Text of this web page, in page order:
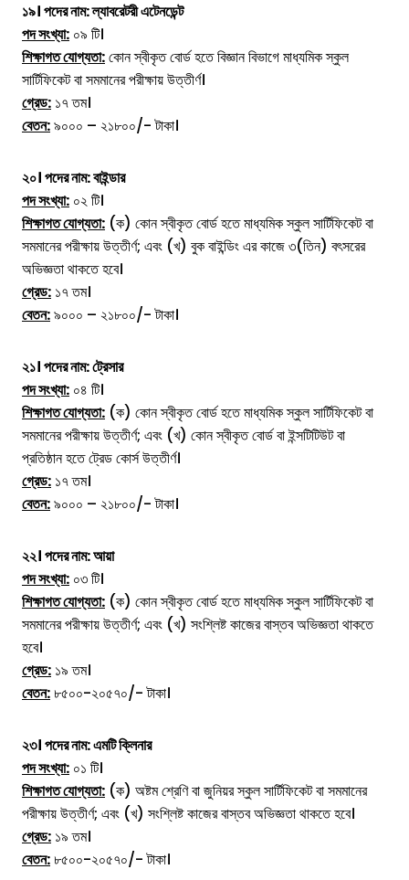
১৯। পদের নাম:ল্যাবরেটরী এটেনডেন্ট
পদ সংখ্যা: ০৯ টি।
শিক্ষাগত যোগ্যতা:কোন স্বীকৃত বোর্ড হতে বিজ্ঞান বিভাগে মাধ্যমিক স্কুল
সার্টিফিকেট বা সমমানের পরীক্ষায় উত্তীর্ণ।
গ্রেড: ১৭ তম।
বেতন:৯০০০ – ২১৮০০/- টাকা।
২০। পদের নাম:বাইন্ডার
পদ সংখ্যা: ০২ টি।
শিক্ষাগত যোগ্যতা: (ক) কোন স্বীকৃত বোর্ড হতে মাধ্যমিক স্কুল সার্টিফিকেট বা
সমমানের পরীক্ষায় উত্তীর্ণ; এবং (খ) বুক বাইন্ডিং এর কাজে ৩(তিন) বৎসরের
অভিজ্ঞতা থাকতে হবে।
গ্রেড: ১৭ তম।
বেতন:৯০০০ – ২১৮০০/- টাকা।
২১। পদের নাম:ট্রেসার
পদ সংখ্যা: ০৪ টি।
শিক্ষাগত যোগ্যতা: (ক) কোন স্বীকৃত বোর্ড হতে মাধ্যমিক স্কুল সার্টিফিকেট বা
সমমানের পরীক্ষায় উত্তীর্ণ; এবং (খ) কোন স্বীকৃত বোর্ড বা ইন্সটিটিউট বা
প্রতিষ্ঠান হতে ট্রেড কোর্স উত্তীর্ণ।
গ্রেড: ১৭ তম।
বেতন:৯০০০ – ২১৮০০/- টাকা।
২২। পদের নাম:আয়া
পদ সংখ্যা: ০৩ টি।
শিক্ষাগত যোগ্যতা: (ক) কোন স্বীকৃত বোর্ড হতে মাধ্যমিক স্কুল সার্টিফিকেট বা
সমমানের পরীক্ষায় উত্তীর্ণ; এবং (খ) সংশ্লিষ্ট কাজের বাস্তব অভিজ্ঞতা থাকতে
হবে।
গ্রেড: ১৯ তম।
বেতন:৮৫০০-২০৫৭০/- টাকা।
২৩। পদের নাম:এমটি ক্লিনার
পদ সংখ্যা: ০১ টি।
শিক্ষাগত যোগ্যতা: (ক) অষ্টম শ্রেণি বা জুনিয়র স্কুল সার্টিফিকেট বা সমমানের
পরীক্ষায় উত্তীর্ণ; এবং (খ) সংশ্লিষ্ট কাজের বাস্তব অভিজ্ঞতা থাকতে হবে।
গ্রেড: ১৯ তম।
বেতন:৮৫০০-২০৫৭০/- টাকা।